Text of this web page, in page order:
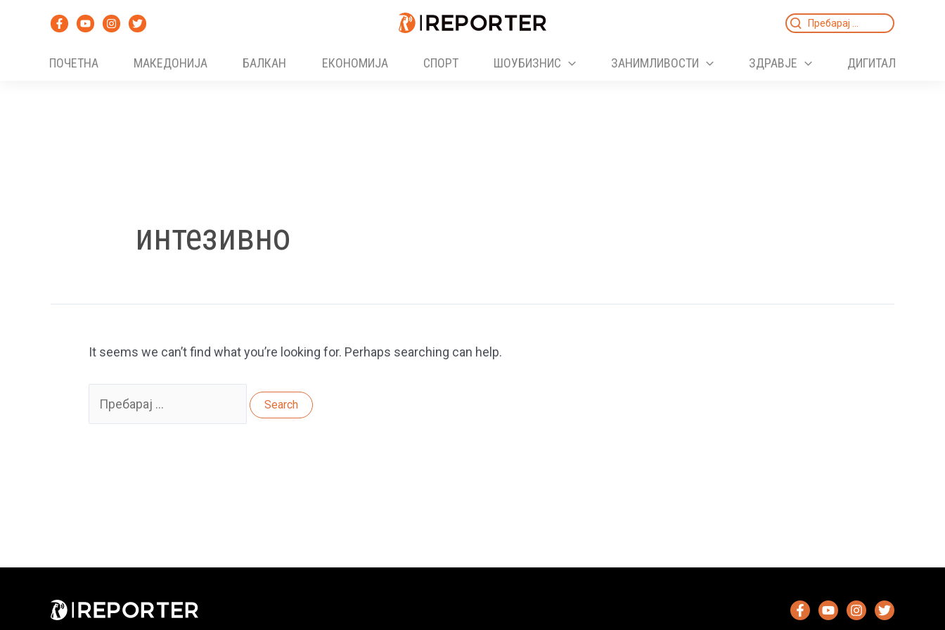
Search
ПОЧЕТНА
МАКЕДОНИЈА БАЛКАН ЕКОНОМИЈА СПОРТ ШОУБИЗНИС ЗАНИМЛИВОСТИ ЗДРАВЈЕ ДИГИТАЛ
интезивно
It seems we can’t find what you’re looking for. Perhaps searching can help.
for: